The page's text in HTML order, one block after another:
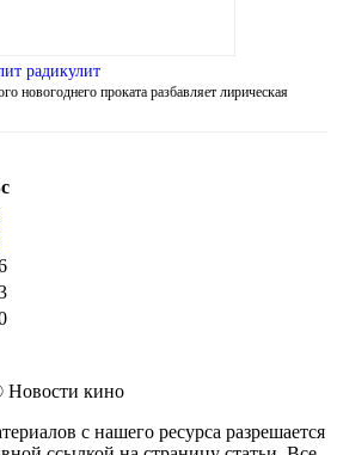
радикулит
новогоднего проката разбавляет лирическая
Новости кино
с нашего ресурса разрешается